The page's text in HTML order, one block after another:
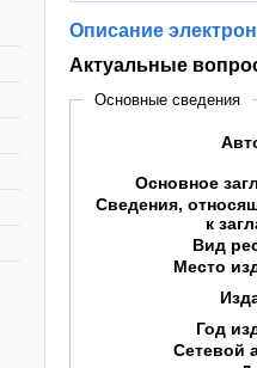
Описание
Актуальные
Основные сведения
Основное
Сведения,
к
Вид
Место
Год
Сетевой